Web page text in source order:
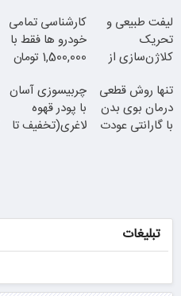
لیفت طبیعی و
تحریک
کلاژن‌سازی از
24ماه ماندگاری
کارشناسی تمامی
خودرو ها فقط با
1,500,000 تومان
تنها روش قطعی
درمان بوی بدن
با گارانتی عودت
همین الان ببین
چربیسوزی آسان
با پودر قهوه
لاغری(تخفیف تا
تبلیغات